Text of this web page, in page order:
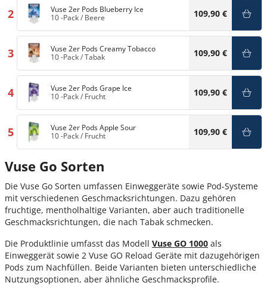
2
Vuse 2er Pods Blueberry Ice
10 -Pack/ Beere 109,90 €
3
Vuse 2er Pods Creamy Tobacco
10 -Pack/Tabak 109,90 €
4
Vuse 2er Pods Grape Ice
10 -Pack/ Frucht 109,90 €
5
Vuse 2er Pods Apple Sour
10 -Pack/ Frucht 109,90 €
Vuse Go Sorten
Die Vuse Go Sorten umfassen Einweggeräte sowie Pod-Systeme
mit verschiedenen Geschmacksrichtungen. Dazu gehören
fruchtige, mentholhaltige Varianten, aber auch traditionelle
Geschmacksrichtungen, die nach Tabak schmecken.
Die Produktlinie umfasst das Modell Vuse GO 1000 als
Einweggerät sowie 2 Vuse GO Reload Geräte mit dazugehörigen
Pods zum Nachfüllen. Beide Varianten bieten unterschiedliche
Nutzungsoptionen, aber ähnliche Geschmacksprofile.